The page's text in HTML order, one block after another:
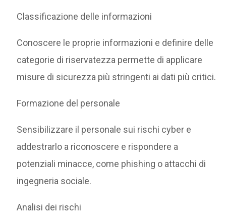
Classificazione delle informazioni
Conoscere le proprie informazioni e definire delle
categorie di riservatezza permette di applicare
misure di sicurezza più stringenti ai dati più critici.
Formazione del personale
Sensibilizzare il personale sui rischi cyber e
addestrarlo a riconoscere e rispondere a
potenziali minacce, come phishing o attacchi di
ingegneria sociale.
Analisi dei rischi